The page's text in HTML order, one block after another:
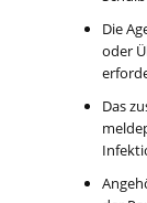
Die
oder
Das